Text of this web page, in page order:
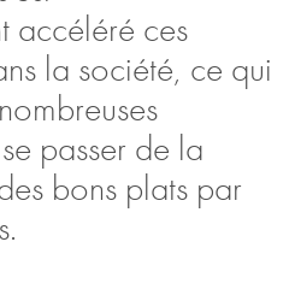
accéléré ces
la société, ce qui
passer de la
bons plats par